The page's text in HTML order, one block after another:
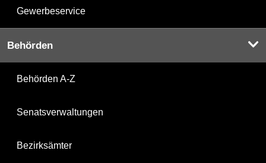
Gewerbeservice
Behörden
Behörden A-Z
Senatsverwaltungen
Bezirksämter